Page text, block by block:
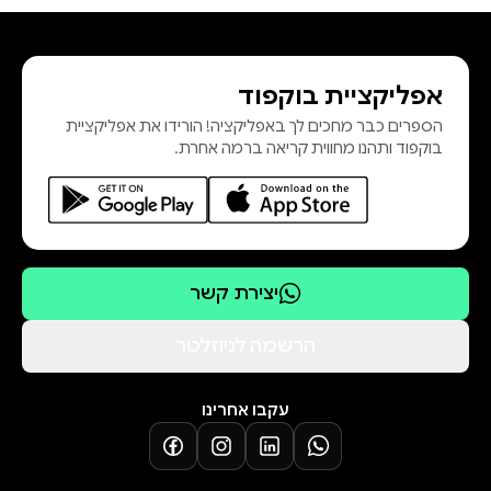
אפליקציית בוקפוד
הספרים כבר מחכים לך באפליקציה! הורידו את אפליקציית
בוקפוד ותהנו מחווית קריאה ברמה אחרת.
יצירת קשר
עקבו אחרינו